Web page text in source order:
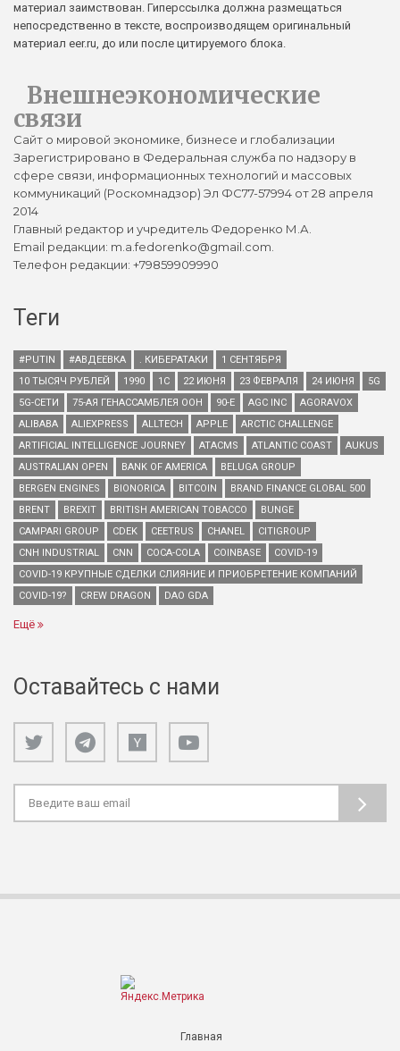
материал заимствован. Гиперссылка должна размещаться
непосредственно в тексте, воспроизводящем оригинальный
материал eer.ru, до или после цитируемого блока.
Внешнеэкономические
связи
Сайт о мировой экономике, бизнесе и глобализации
Зарегистрировано в Федеральная служба по надзору в
сфере связи, информационных технологий и массовых
коммуникаций (Роскомнадзор) Эл ФС77-57994 от 28 апреля
2014
Главный редактор и учредитель Федоренко М.А.
Email редакции: m.a.fedorenko@gmail.com.
Телефон редакции: +79859909990
Теги
#PUTIN #АВДЕЕВКА . КИБЕРАТАКИ
1 СЕНТЯБРЯ
10 ТЫСЯЧ РУБЛЕЙ
1990 1С 22 ИЮНЯ 23 ФЕВРАЛЯ 24 ИЮНЯ
5G
5G-СЕТИ
75-АЯ ГЕНАССАМБЛЕЯ ООН 90-Е AGC INC
AGORAVOX
ALIBABA
ALIEXPRESS ALLTECH APPLE
ARCTIC CHALLENGE
ARTIFICIAL INTELLIGENCE JOURNEY
ATACMS ATLANTIC COAST
AUKUS
AUSTRALIAN OPEN
BANK OF AMERICA
BELUGA GROUP
BERGEN ENGINES
BIONORICA BITCOIN
BRAND FINANCE GLOBAL 500
BRENT
BREXIT BRITISH AMERICAN TOBACCO
BUNGE
CAMPARI GROUP
CDEK CEETRUS CHANEL
CITIGROUP
CNH INDUSTRIAL
CNN COCA-COLA COINBASE
COVID-19
COVID-19 КРУПНЫЕ СДЕЛКИ СЛИЯНИЕ И ПРИОБРЕТЕНИЕ КОМПАНИЙ
COVID-19?
CREW DRAGON DAO GDA
Ещё
Оставайтесь с нами
Главная